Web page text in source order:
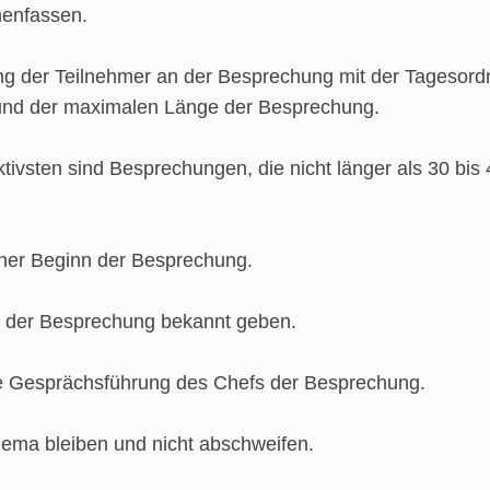
der Teilnehmer an der Besprechung mit der
der maximalen Länge der Besprechung.
sind Besprechungen, die nicht länger als 30 bis
Beginn der Besprechung.
Besprechung bekannt geben.
Gesprächsführung des Chefs der Besprechung.
bleiben und nicht abschweifen.